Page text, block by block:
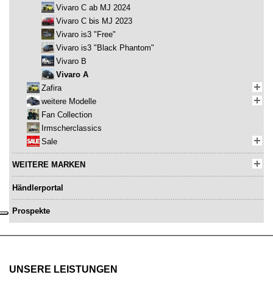
Vivaro C ab MJ 2024
Vivaro C bis MJ 2023
Vivaro is3 "Free"
Vivaro is3 "Black Phantom"
Vivaro B
Vivaro A
Zafira
weitere Modelle
Fan Collection
Irmscherclassics
Sale
WEITERE MARKEN
Händlerportal
Prospekte
UNSERE LEISTUNGEN